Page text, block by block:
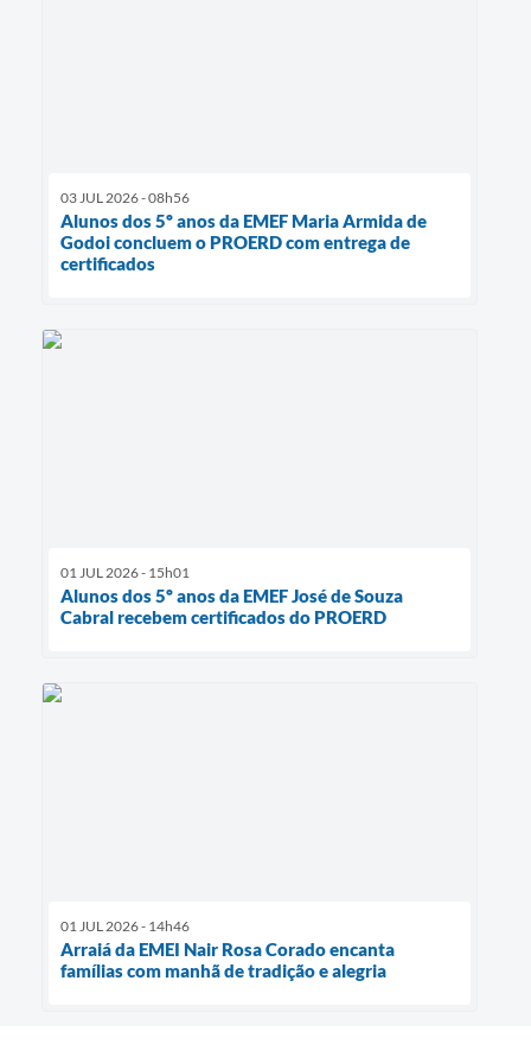
03 JUL 2026 - 08h56
Alunos dos 5º anos da EMEF Maria Armida de
Godoi concluem o PROERD com entrega de
certificados
01 JUL 2026 - 15h01
Alunos dos 5º anos da EMEF José de Souza
Cabral recebem certificados do PROERD
01 JUL 2026 - 14h46
Arraiá da EMEI Nair Rosa Corado encanta
famílias com manhã de tradição e alegria